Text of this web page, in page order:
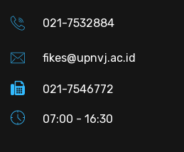
021-7532884
fikes@upnvj.ac.id
021-7546772
07:00 - 16:30